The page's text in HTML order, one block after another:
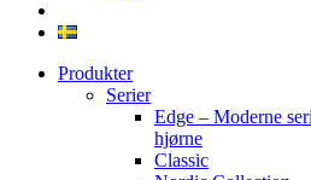
Produkter
Serier
Edge – Moderne
hjørne
Classic